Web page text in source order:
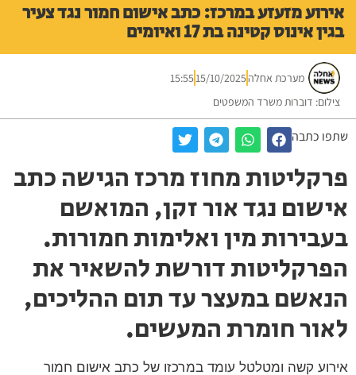
אירוע מזעזע במרכז: כתב אישום חמור נגד צעיר
בגין אינוס קטינה בת 17 ואיומים
מערכת אחלה15/10/2025
15:55
צילום: דוברות משרד המשפטים
שתפו כתבה
פרקליטות מחוז מרכז הגישה כתב
אישום נגד אור זקן, המואשם
בעבירות מין ואלימות חמורות.
הפרקליטות דורשת להשאיר את
הנאשם במעצר עד תום ההליכים,
לאור חומרת המעשים.
אירוע קשה ומטלטל עומד במרכזו של כתב אישום חמור